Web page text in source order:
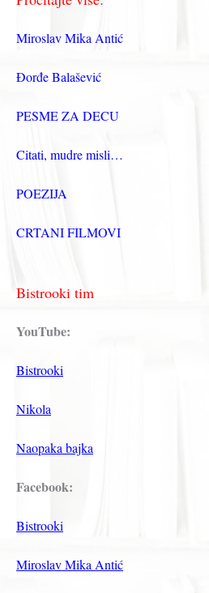
Miroslav Mika Antić
Đorđe Balašević
PESME ZA DECU
Citati, mudre misli…
POEZIJA
CRTANI FILMOVI
Bistrooki tim
YouTube:
Bistrooki
Nikola
Naopaka bajka
Facebook:
Bistrooki
Miroslav Mika Antić